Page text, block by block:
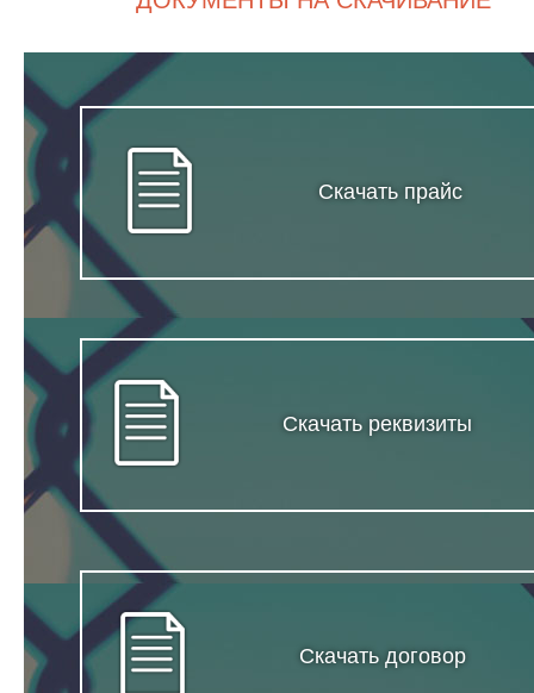
Скачать прайс
Скачать реквизиты
Скачать договор